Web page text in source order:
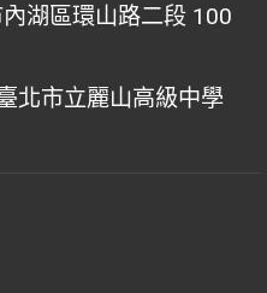
湖區環山路二段 100
北市立麗山高級中學